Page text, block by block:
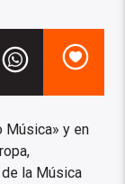
Música» y en
la Música